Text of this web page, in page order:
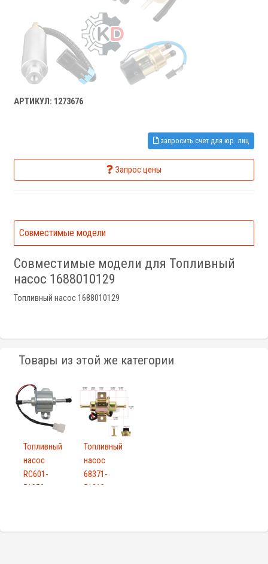
АРТИКУЛ: 1273676
запросить счет для юр. лиц
Запрос цены
Совместимые модели
Совместимые модели для Топливный
насос 1688010129
Топливный насос 1688010129
Товары из этой же категории
Топливный
насос
RC601-
51350
Топливный
насос
68371-
51210